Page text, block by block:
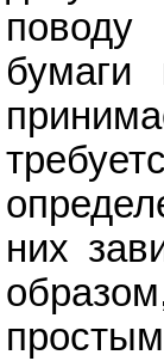
поводу
бумаги
них